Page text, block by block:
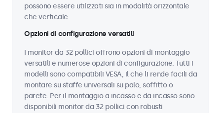
possono essere utilizzati sia in modalità orizzontale
che verticale.
Opzioni di configurazione versatili
I monitor da 32 pollici offrono opzioni di montaggio
versatili e numerose opzioni di configurazione. Tutti i
modelli sono compatibili VESA, il che li rende facili da
montare su staffe universali su palo, soffitto o
parete. Per il montaggio a incasso e da incasso sono
disponibili monitor da 32 pollici con robusti